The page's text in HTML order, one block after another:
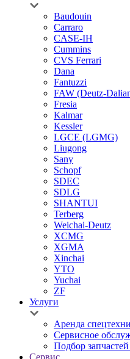
Baudouin
Carraro
CASE-IH
Cummins
CVS Ferrari
Dana
Fantuzzi
FAW (Deutz-
Fresia
Kalmar
Kessler
LGCE (LGMG)
Liugong
Sany
Schopf
SDEC
SDLG
SHANTUI
Terberg
Weichai-Deutz
XCMG
XGMA
Xinchai
YTO
Yuchai
ZF
Услуги
Аренда
Сервисное
Подбор
Сервис